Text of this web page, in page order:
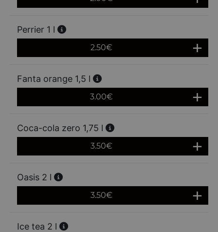
Perrier 1 l
2.50€
Fanta orange 1,5 l
3.00€
Coca-cola zero 1,75 l
3.50€
Oasis 2 l
3.50€
Ice tea 2 l